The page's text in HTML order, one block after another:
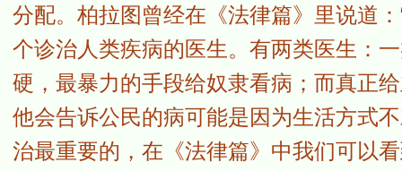
分配。柏拉图曾经在《法律篇》里说道
个诊治人类疾病的医生。有两类医生：
硬，最暴力的手段给奴隶看病；而真正
他会告诉公民的病可能是因为生活方式
治最重要的，在《法律篇》中我们可以